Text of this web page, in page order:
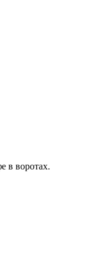
в воротах.